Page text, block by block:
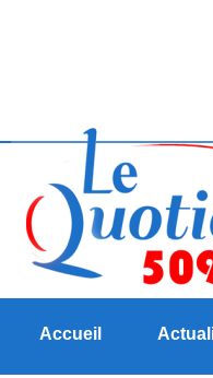
Accueil